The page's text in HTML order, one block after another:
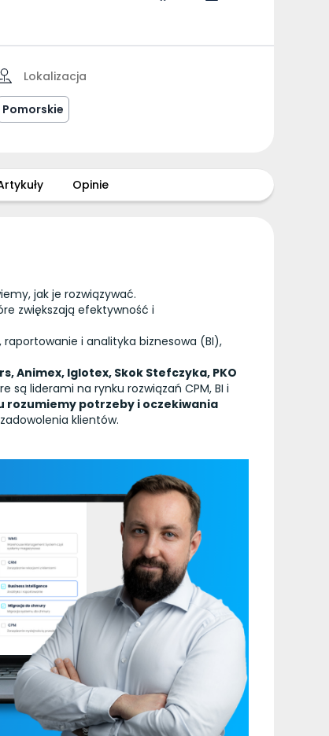
Lokalizacja
Pomorskie
Opinie
jak je rozwiązywać.
zwiększają efektywność i
i analityka biznesowa (BI),
Animex, Iglotex, Skok Stefczyka, PKO
liderami na rynku rozwiązań CPM, BI i
rozumiemy potrzeby i oczekiwania
klientów.